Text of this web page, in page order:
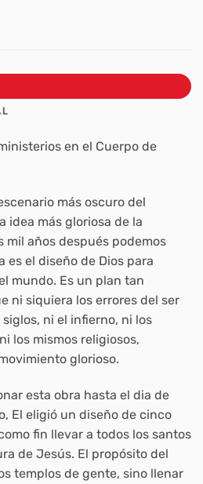
en el Cuerpo de
más oscuro del
idea más gloriosa de la
mil años después podemos
es el diseño de Dios para
mundo. Es un plan tan
ni siquiera los errores del ser
ni el infierno, ni los
los mismos religiosos,
glorioso.
esta obra hasta el dia de
El eligió un diseño de cinco
fin llevar a todos los santos
de Jesús. El propósito del
templos de gente, sino llenar